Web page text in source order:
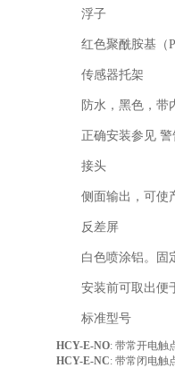
浮子
红色聚酰胺基（
传感器托架
防水，黑色，带
正确安装参见 警
接头
侧面输出，可使
反差屏
白色喷涂铝。固
安装前可取出便
标准型号
HCY-E-NO: 带常开电触
HCY-E-NC: 带常闭电触